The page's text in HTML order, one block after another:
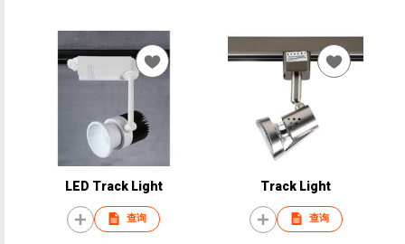
LED Track Light
查询
Track Light
查询